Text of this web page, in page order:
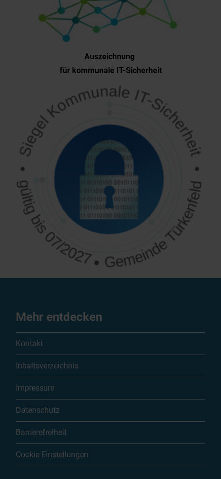
Auszeichnung
für kommunale IT-Sicherheit
Mehr entdecken
Kontakt
Inhaltsverzeichnis
Impressum
Datenschutz
Barrierefreiheit
Cookie Einstellungen